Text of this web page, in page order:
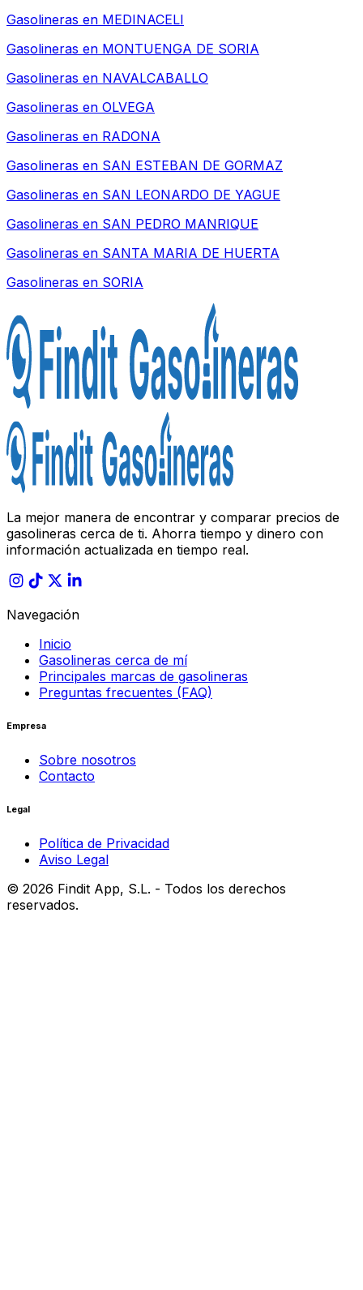
Gasolineras en MEDINACELI
Gasolineras en MONTUENGA DE SORIA
Gasolineras en NAVALCABALLO
Gasolineras en OLVEGA
Gasolineras en RADONA
Gasolineras en SAN ESTEBAN DE GORMAZ
Gasolineras en SAN LEONARDO DE YAGUE
Gasolineras en SAN PEDRO MANRIQUE
Gasolineras en SANTA MARIA DE HUERTA
Gasolineras en SORIA
La mejor manera de encontrar y comparar precios de
gasolineras cerca de ti. Ahorra tiempo y dinero con
información actualizada en tiempo real.
Navegación
Inicio
Gasolineras cerca de mí
Principales marcas de gasolineras
Preguntas frecuentes (FAQ)
Empresa
Sobre nosotros
Contacto
Legal
Política de Privacidad
Aviso Legal
© 2026 Findit App, S.L. - Todos los derechos
reservados.